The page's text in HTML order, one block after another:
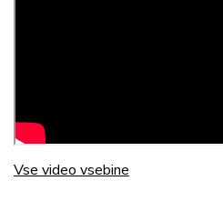
Vse video vsebine